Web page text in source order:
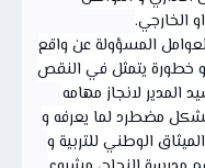
الخارجي.
المسؤولة عن واقع
و خطورة يتمثل في النقص
المدير لانجاز مهامه
بشكل مضطرد لما يعرفه و
الوطني للتربية و